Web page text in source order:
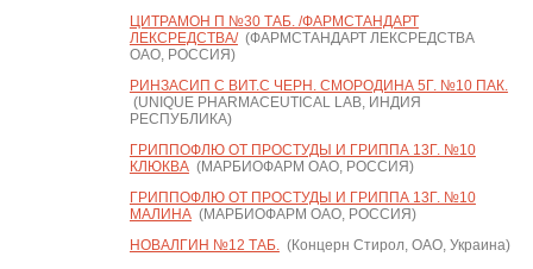
ЦИТРАМОН П №30 ТАБ. /ФАРМСТАНДАРТ
ЛЕКСРЕДСТВА/(ФАРМСТАНДАРТ ЛЕКСРЕДСТВА
ОАО, РОССИЯ)
РИНЗАСИП С ВИТ.С ЧЕРН. СМОРОДИНА 5Г. №10 ПАК.
(UNIQUE PHARMACEUTICAL LAB, ИНДИЯ
РЕСПУБЛИКА)
ГРИППОФЛЮ ОТ ПРОСТУДЫ И ГРИППА 13Г. №10
КЛЮКВА(МАРБИОФАРМ ОАО, РОССИЯ)
ГРИППОФЛЮ ОТ ПРОСТУДЫ И ГРИППА 13Г. №10
МАЛИНА(МАРБИОФАРМ ОАО, РОССИЯ)
НОВАЛГИН №12 ТАБ.(Концерн Стирол, ОАО, Украина)